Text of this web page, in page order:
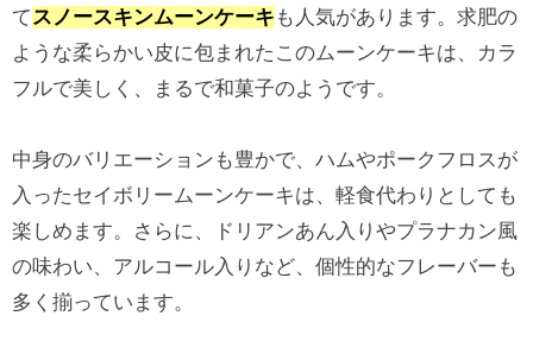
てスノースキンムーンケーキ も人気があります。求肥の
ような柔らかい皮に包まれたこのムーンケーキは、カラ
フルで美しく、まるで和菓子のようです。
中身のバリエーションも豊かで、ハムやポークフロスが
入ったセイボリームーンケーキは、軽食代わりとしても
楽しめます。さらに、ドリアンあん入りやプラナカン風
の味わい、アルコール入りなど、個性的なフレーバーも
多く揃っています。